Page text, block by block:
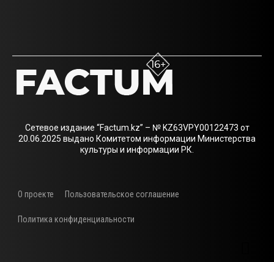
Сетевое издание “Factum.kz” – № KZ63VPY00122473 от
20.06.2025 выдано Комитетом информации Министерства
культуры и информации РК.
О проекте Пользовательское соглашение
Политика конфиденциальности